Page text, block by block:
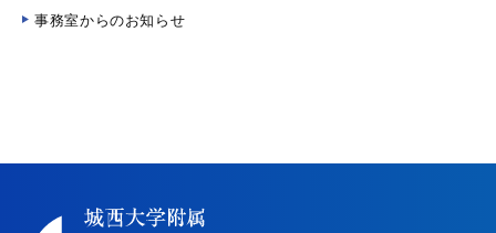
事務室からのお知らせ